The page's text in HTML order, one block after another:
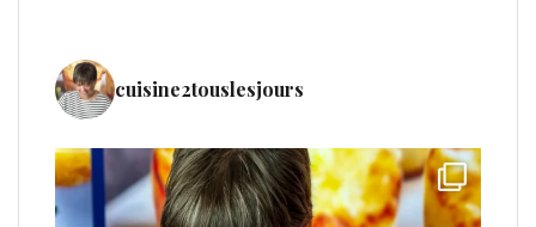
cuisine2touslesjours